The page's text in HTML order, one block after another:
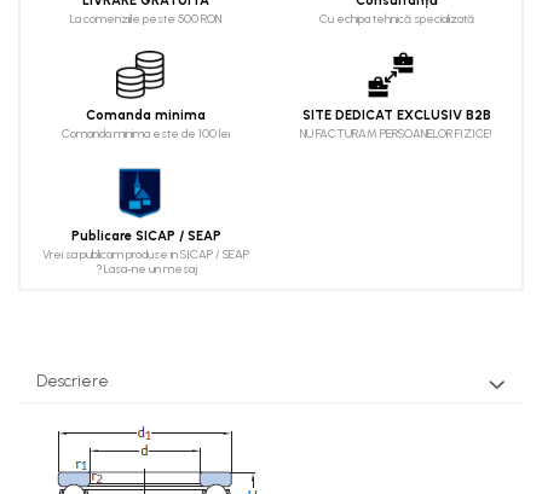
La comenziile peste 500 RON
Cu echipa tehnică specializată
Comanda minima
Comanda minima este de 100 lei
SITE DEDICAT EXCLUSIV B2B
NU FACTURAM PERSOANELOR FIZICE!
Publicare SICAP / SEAP
Vrei sa publicam produse in SICAP / SEAP
? Lasa-ne un mesaj
Descriere